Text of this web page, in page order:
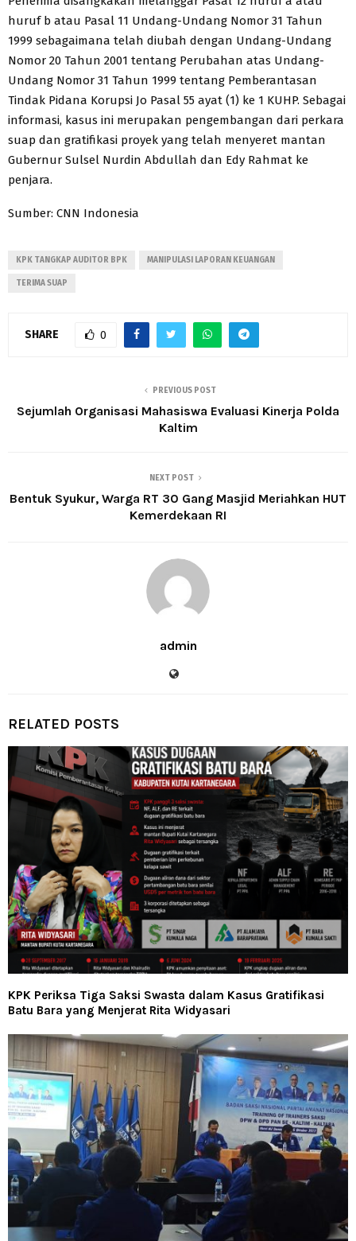
huruf b atau Pasal 11 Undang-Undang Nomor 31 Tahun
1999 sebagaimana telah diubah dengan Undang-Undang
Nomor 20 Tahun 2001 tentang Perubahan atas Undang-
Undang Nomor 31 Tahun 1999 tentang Pemberantasan
Tindak Pidana Korupsi Jo Pasal 55 ayat (1) ke 1 KUHP. Sebagai
informasi, kasus ini merupakan pengembangan dari perkara
suap dan gratifikasi proyek yang telah menyeret mantan
Gubernur Sulsel Nurdin Abdullah dan Edy Rahmat ke
penjara.
Sumber: CNN Indonesia
KPK TANGKAP AUDITOR BPK MANIPULASI LAPORAN KEUANGAN
TERIMA SUAP
SHARE 0
PREVIOUS POST
Sejumlah Organisasi Mahasiswa Evaluasi Kinerja Polda
Kaltim
NEXT POST
Bentuk Syukur, Warga RT 30 Gang Masjid Meriahkan HUT
Kemerdekaan RI
admin
RELATED POSTS
KPK Periksa Tiga Saksi Swasta dalam Kasus Gratifikasi
Batu Bara yang Menjerat Rita Widyasari